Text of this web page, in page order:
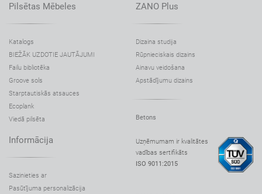
Pilsētas Mēbeles
Katalogs
BIEŽĀK UZDOTIE JAUTĀJUMI
Failu bibliotēka
Groove sols
Starptautiskās atsauces
Ecoplank
Viedā pilsēta
ZANO Plus
Dizaina studija
Rūpnieciskais dizains
Ainavu veidošana
Apstādījumu dizains
Betons
Informācija
Sazinieties ar
Pasūtījuma personalizācija
Uzņēmumam ir kvalitātes
vadības sertifikāts
ISO 9011:2015